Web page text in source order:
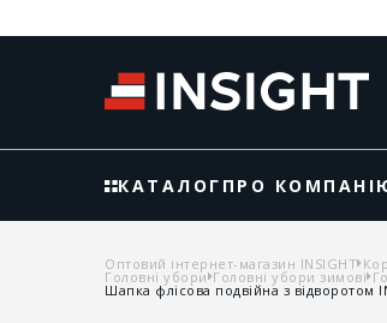
КАТАЛОГ ПРО
Оптовий інтернет-магазин INSIGHT
Головні убори Головні убори зимові
Шапка флісова подвійна з відворотом